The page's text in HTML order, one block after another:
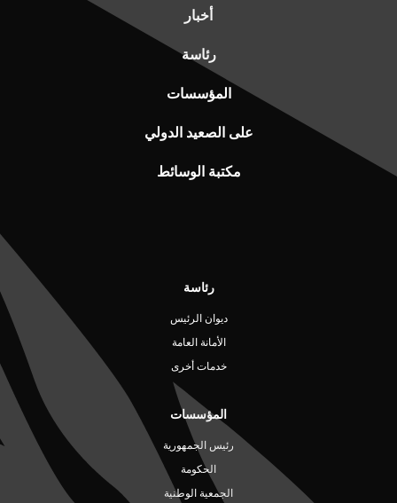
أخبار
رئاسة
المؤسسات
على الصعيد الدولي
مكتبة الوسائط
رئاسة
ديوان الرئيس
الأمانة العامة
خدمات أخرى
المؤسسات
رئيس الجمهورية
الحكومة
الجمعية الوطنية